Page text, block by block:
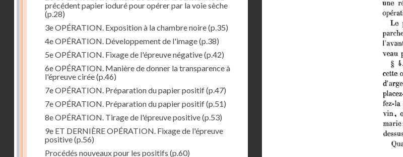
précédent papier ioduré pour opérer par la voie sèche
(p.28)
3e OPÉRATION. Exposition à la chambre noire(p.35)
4e OPÉRATION. Développement de l'image(p.38)
5e OPÉRATION. Fixage de l'épreuve négative(p.42)
6e OPÉRATION. Manière de donner la transparence à
l'épreuve cirée(p.46)
7e OPÉRATION. Préparation du papier positif(p.47)
7e OPÉRATION. Préparation du papier positif(p.51)
8e OPÉRATION. Tirage de l'épreuve positive(p.53)
9e ET DERNIÈRE OPÉRATION. Fixage de l'épreuve
positive(p.56)
Procédés nouveaux pour les positifs (p.60)